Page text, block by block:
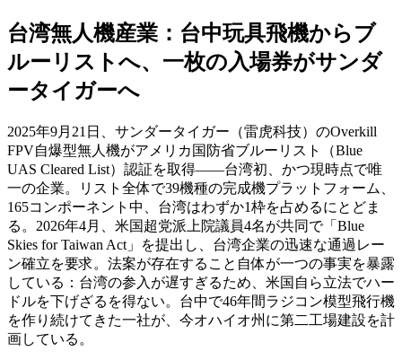
台湾無人機産業：台中玩具飛機からブ
ルーリストへ、一枚の入場券がサンダ
ータイガーへ
2025年9月21日、サンダータイガー（雷虎科技）のOverkill
FPV自爆型無人機がアメリカ国防省ブルーリスト（Blue
UAS Cleared List）認証を取得——台湾初、かつ現時点で唯
一の企業。リスト全体で39機種の完成機プラットフォーム、
165コンポーネント中、台湾はわずか1枠を占めるにとどま
る。2026年4月、米国超党派上院議員4名が共同で「Blue
Skies for Taiwan Act」を提出し、台湾企業の迅速な通過レー
ン確立を要求。法案が存在すること自体が一つの事実を暴露
している：台湾の参入が遅すぎるため、米国自ら立法でハー
ドルを下げざるを得ない。台中で46年間ラジコン模型飛行機
を作り続けてきた一社が、今オハイオ州に第二工場建設を計
画している。